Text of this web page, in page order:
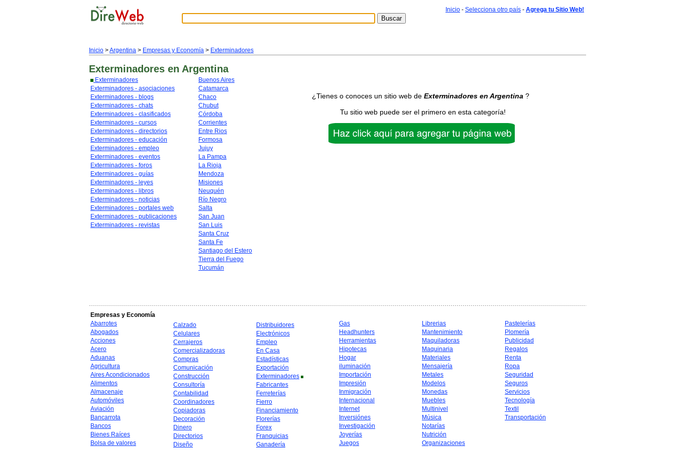
Inicio - Selecciona otro país - Agrega tu Sitio Web!
Inicio >Argentina > Empresas y Economía > Exterminadores
Exterminadores en Argentina
Exterminadores
Exterminadores - asociaciones
Exterminadores - blogs
Exterminadores - chats
Exterminadores - clasificados
Exterminadores - cursos
Exterminadores - directorios
Exterminadores - educación
Exterminadores - empleo
Exterminadores - eventos
Exterminadores - foros
Exterminadores - guías
Exterminadores - leyes
Exterminadores - libros
Exterminadores - noticias
Exterminadores - portales web
Exterminadores - publicaciones
Exterminadores - revistas
Buenos Aires
Catamarca
Chaco
Chubut
Córdoba
Corrientes
Entre Rios
Formosa
Jujuy
La Pampa
La Rioja
Mendoza
Misiones
Neuquén
Río Negro
Salta
San Juan
San Luis
Santa Cruz
Santa Fe
Santiago del Estero
Tierra del Fuego
Tucumán
¿Tienes o conoces un sitio web de Exterminadores en Argentina ?
Tu sitio web puede ser el primero en esta categoría!
Empresas y Economía
Abarrotes
Abogados
Acciones
Acero
Aduanas
Agricultura
Aires Acondicionados
Alimentos
Almacenaje
Automóviles
Aviación
Bancarrota
Bancos
Bienes Raíces
Bolsa de valores
Calzado
Celulares
Cerrajeros
Comercializadoras
Compras
Comunicación
Construcción
Consultoría
Contabilidad
Coordinadores
Copiadoras
Decoración
Dinero
Directorios
Diseño
Distribuidores
Electrónicos
Empleo
En Casa
Estadísticas
Exportación
Exterminadores
Fabricantes
Ferreterías
Fierro
Financiamiento
Florerías
Forex
Franquicias
Ganadería
Gas
Headhunters
Herramientas
Hipotecas
Hogar
iluminación
Importación
Impresión
Inmigración
Internacional
Internet
Inversiónes
Investigación
Joyerías
Juegos
Librerias
Mantenimiento
Maquiladoras
Maquinaria
Materiales
Mensajería
Metales
Modelos
Monedas
Muebles
Multinivel
Música
Notarías
Nutrición
Organizaciones
Pastelerías
Plomería
Publicidad
Regalos
Renta
Ropa
Seguridad
Seguros
Servicios
Tecnología
Textil
Transportación